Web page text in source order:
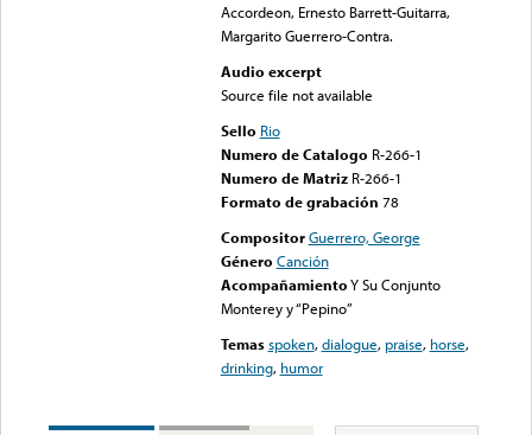
Accordeon, Ernesto Barrett-Guitarra,
Margarito Guerrero-Contra.
Audio excerpt
Source file not available
Sello Rio
Numero de Catalogo R-266-1
Numero de Matriz R-266-1
Formato de grabación 78
Compositor Guerrero, George
Género Canción
AcompañamientoY Su Conjunto
Monterey y “Pepino”
Temas spoken,dialogue, praise, horse,
drinking, humor